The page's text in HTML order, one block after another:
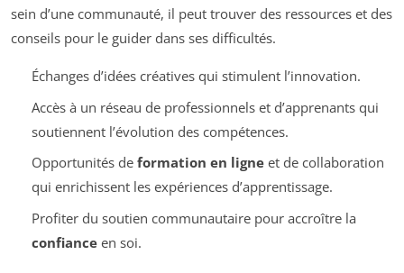
sein d’une communauté, il peut trouver des ressources et des
conseils pour le guider dans ses difficultés.
Échanges d’idées créatives qui stimulent l’innovation.
Accès à un réseau de professionnels et d’apprenants qui
soutiennent l’évolution des compétences.
Opportunités de formation en ligneet de collaboration
qui enrichissent les expériences d’apprentissage.
Profiter du soutien communautaire pour accroître la
confianceen soi.